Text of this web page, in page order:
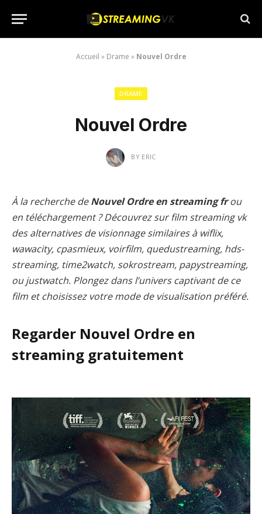
Accueil » Drame » Nouvel Ordre
DRAME
Nouvel Ordre
BY ERIC
À la recherche deNouvel Ordre en streaming frou
en téléchargement ? Découvrez sur film streaming vk
des alternatives de visionnage similaires à wiflix,
wawacity, cpasmieux, voirfilm, quedustreaming, hds-
streaming, time2watch, sokrostream, papystreaming,
ou justwatch. Plongez dans l’univers captivant de ce
film et choisissez votre mode de visualisation préféré.
Regarder Nouvel Ordre en
streaming gratuitement